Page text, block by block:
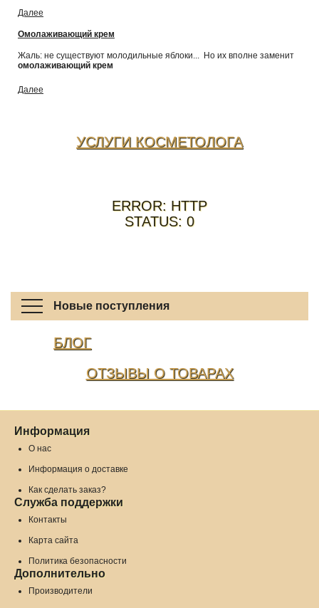
Далее
Омолаживающий крем
Жаль: не существуют молодильные яблоки... Но их вполне заменит
омолаживающий крем
Далее
УСЛУГИ КОСМЕТОЛОГА
ERROR: HTTP
STATUS: 0
Новые поступления
БЛОГ
ОТЗЫВЫ О ТОВАРАХ
Информация
О нас
Информация о доставке
Как сделать заказ?
Служба поддержки
Контакты
Карта сайта
Политика безопасности
Дополнительно
Производители